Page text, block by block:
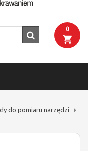
0
do pomiaru narzędzi